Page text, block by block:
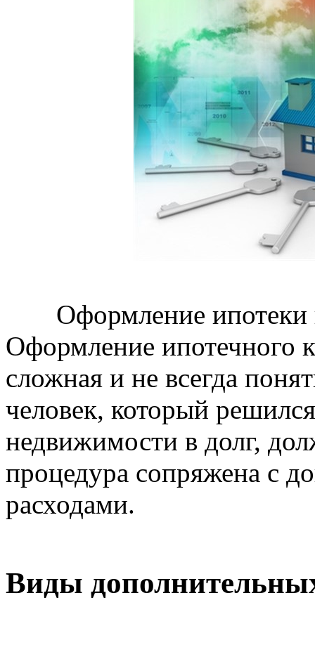
Оформление ипотеки
Оформление ипотечного
сложная и не всегда
человек, который
недвижимости в долг,
процедура сопряжена с
расходами.
Виды